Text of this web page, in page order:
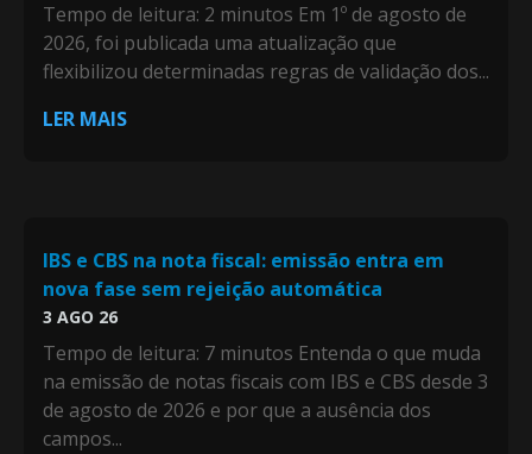
Tempo de leitura: 2 minutos Em 1º de agosto de
2026, foi publicada uma atualização que
flexibilizou determinadas regras de validação dos...
LER MAIS
IBS e CBS na nota fiscal: emissão entra em
nova fase sem rejeição automática
3 AGO 26
Tempo de leitura: 7 minutos Entenda o que muda
na emissão de notas fiscais com IBS e CBS desde 3
de agosto de 2026 e por que a ausência dos
campos...